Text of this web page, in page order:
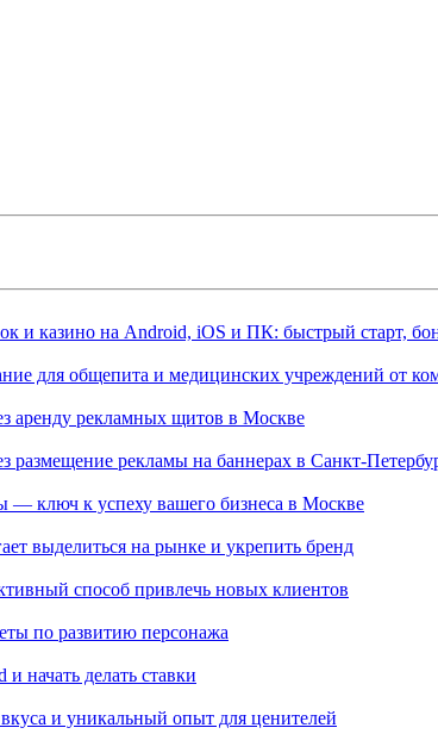
и казино на Android, iOS и ПК: быстрый старт,
для общепита и медицинских учреждений
аренду рекламных щитов в Москве
размещение рекламы на баннерах в Санкт-
— ключ к успеху вашего бизнеса в Москве
выделиться на рынке и укрепить бренд
способ привлечь новых клиентов
по развитию персонажа
начать делать ставки
и уникальный опыт для ценителей